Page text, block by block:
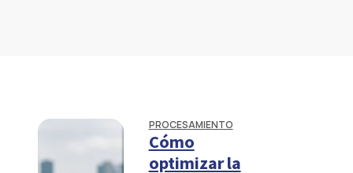
PROCESAMIENTO
Cómo
optimizar la